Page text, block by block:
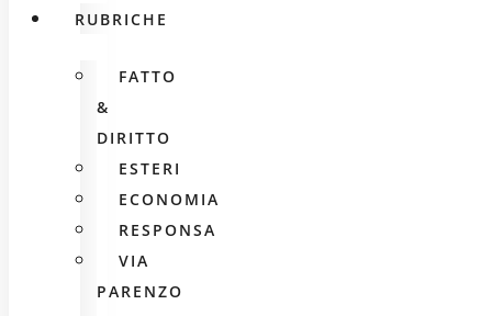
RUBRICHE
FATTO
&
DIRITTO
ESTERI
ECONOMIA
RESPONSA
VIA
PARENZO